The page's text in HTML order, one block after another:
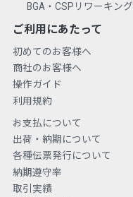
BGA・CSPリワーキング
ご利用にあたって
初めてのお客様へ
商社のお客様へ
操作ガイド
利用規約
お支払について
出荷・納期について
各種伝票発行について
納期遵守率
取引実績